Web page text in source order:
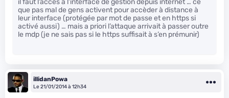
il faut l’accès à l’interface de gestion depuis internet … ce
que pas mal de gens activent pour accèder à distance à
leur interface (protégée par mot de passe et en https si
activé aussi) … mais a priori l’attaque arrivait à passer outre
le mdp (je ne sais pas si le https suffisait à s’en prémunir)
illidanPowa
Le 21/01/2014 à 12h34